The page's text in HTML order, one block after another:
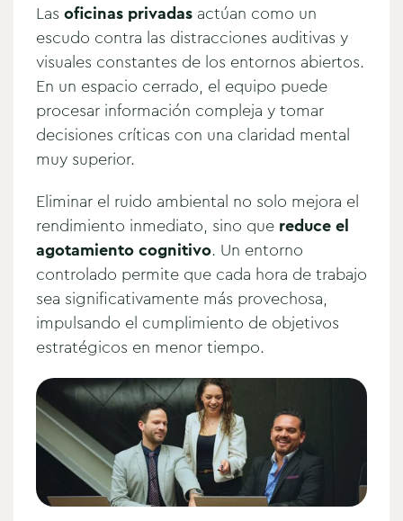
Las oficinas privadas actúan como un
escudo contra las distracciones auditivas y
visuales constantes de los entornos abiertos.
En un espacio cerrado, el equipo puede
procesar información compleja y tomar
decisiones críticas con una claridad mental
muy superior.
Eliminar el ruido ambiental no solo mejora el
rendimiento inmediato, sino que reduce el
agotamiento cognitivo. Un entorno
controlado permite que cada hora de trabajo
sea significativamente más provechosa,
impulsando el cumplimiento de objetivos
estratégicos en menor tiempo.